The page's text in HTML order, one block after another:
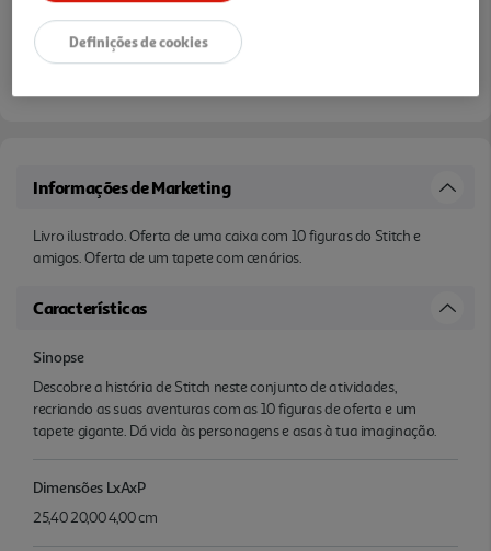
Informações de Marketing
Livro ilustrado. Oferta de uma caixa com 10 figuras do Stitch e
amigos. Oferta de um tapete com cenários.
Características
Sinopse
Descobre a história de Stitch neste conjunto de atividades,
recriando as suas aventuras com as 10 figuras de oferta e um
tapete gigante. Dá vida às personagens e asas à tua imaginação.
Dimensões LxAxP
25,40 20,00 4,00 cm
Definições de cookies